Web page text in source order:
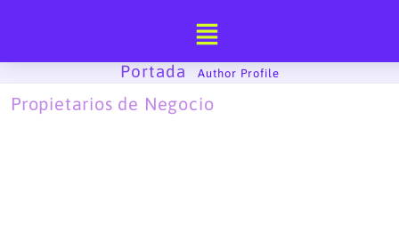
Portada
Author Profile
Propietarios de Negocio